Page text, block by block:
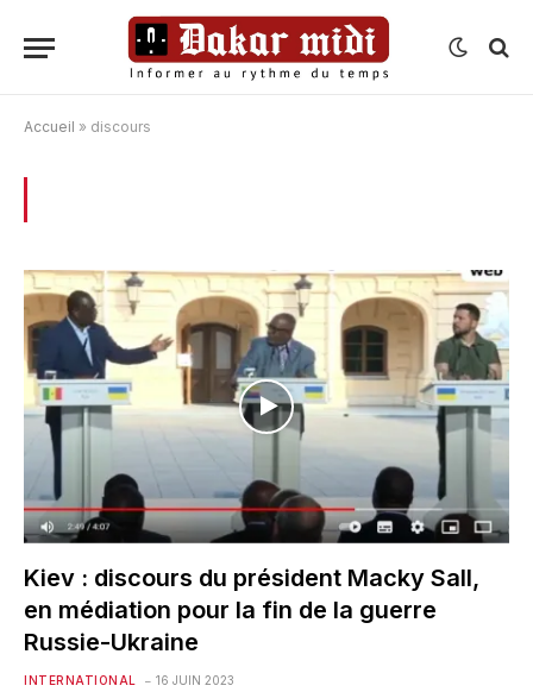
Accueil » discours
Kiev : discours du président Macky Sall,
en médiation pour la fin de la guerre
Russie-Ukraine
INTERNATIONAL 16 JUIN 2023